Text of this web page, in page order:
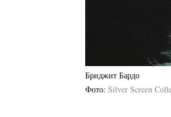
Бриджит Бардо
Фото Silver Screen